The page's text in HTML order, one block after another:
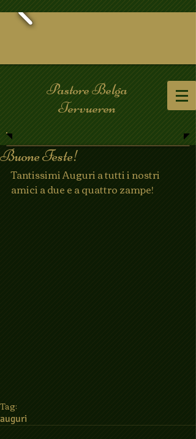
Pastore Belga
Tervueren
Buone Feste!
Tantissimi Auguri a tutti i nostri
amici a due e a quattro zampe!
Tag:
auguri